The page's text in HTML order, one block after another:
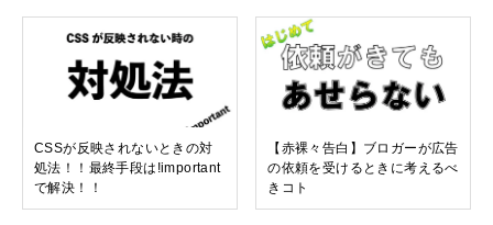
CSSが反映されないときの対
処法！！最終手段は!important
で解決！！
【赤裸々告白】ブロガーが広告
の依頼を受けるときに考えるべ
きコト